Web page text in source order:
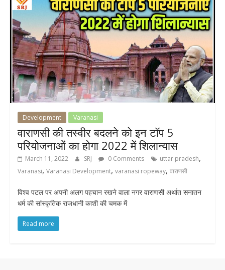
Development Varanasi
वाराणसी की तस्वीर बदलने को इन टॉप 5
परियोजनाओं का होगा 2022 में शिलान्यास
March 11, 2022 SRJ 0 Comments uttar pradesh,
Varanasi, Varanasi Development, varanasi ropeway, वाराणसी
विश्व पटल पर अपनी अलग पहचान रखने वाला नगर वाराणसी अर्थात सनातन
धर्म की सांस्कृतिक राजधानी काशी की चमक में
Read more